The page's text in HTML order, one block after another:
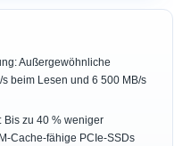
Außergewöhnliche
beim Lesen und 6 500 MB/s
Bis zu 40 % weniger
Cache-fähige PCIe-SSDs